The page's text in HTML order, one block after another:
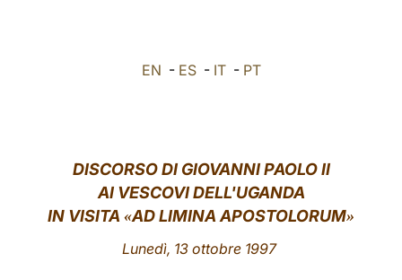
中文
LATINE
EN - ES- IT- PT
DISCORSO DI GIOVANNI PAOLO II
AI VESCOVI DELL'UGANDA
IN VISITA «AD LIMINA APOSTOLORUM»
Lunedì, 13 ottobre 1997